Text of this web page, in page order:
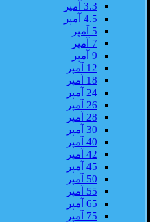
3.3 آمپر
4.5 آمپر
5 آمپر
7 آمپر
9 آمپر
12 آمپر
18 آمپر
24 آمپر
26 آمپر
28 آمپر
30 آمپر
40 آمپر
42 آمپر
45 آمپر
50 آمپر
55 آمپر
65 آمپر
75 آمپر